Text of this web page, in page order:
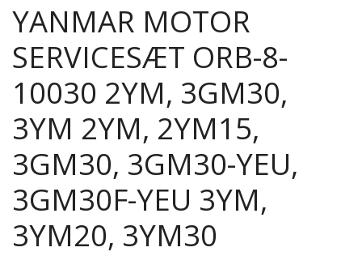
YANMAR MOTOR
SERVICESÆT ORB-8-
10030 2YM, 3GM30,
3YM 2YM, 2YM15,
3GM30, 3GM30-YEU,
3GM30F-YEU 3YM,
3YM20, 3YM30